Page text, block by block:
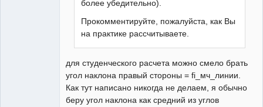
более убедительно).
Прокомментируйте, пожалуйста, как Вы
на практике рассчитываете.
для студенческого расчета можно смело брать
угол наклона правый стороны = fi_мч_линии.
Как тут написано никогда не делаем, я обычно
беру угол наклона как средний из углов